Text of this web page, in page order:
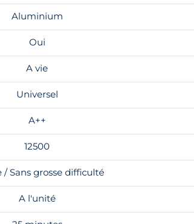
Aluminium
Oui
A vie
Universel
A++
12500
/ Sans grosse difficulté
A l'unité